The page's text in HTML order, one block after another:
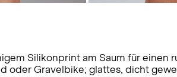
Silikonprint am Saum für einen
oder Gravelbike; glattes, dicht